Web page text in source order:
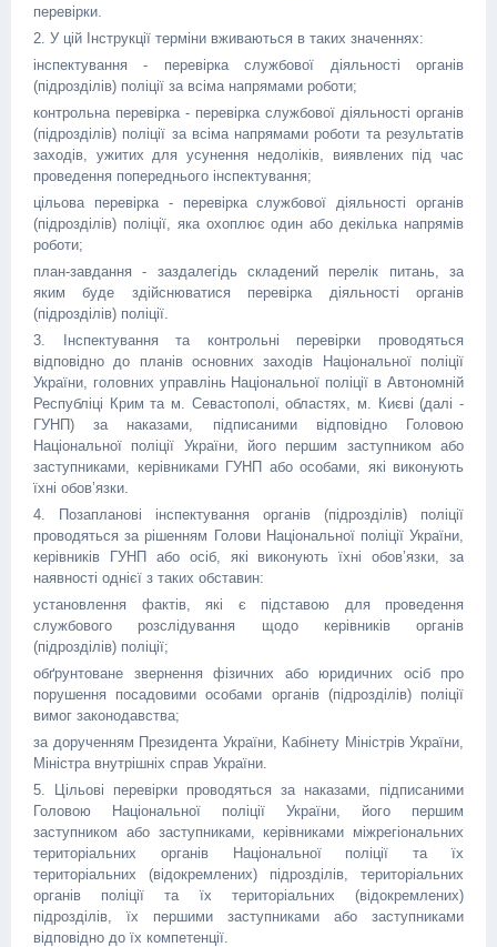
перевірки.
2. У цій Інструкції терміни вживаються в таких значеннях:
інспектування - перевірка службової діяльності органів
(підрозділів) поліції за всіма напрямами роботи;
контрольна перевірка - перевірка службової діяльності органів
(підрозділів) поліції за всіма напрямами роботи та результатів
заходів, ужитих для усунення недоліків, виявлених під час
проведення попереднього інспектування;
цільова перевірка - перевірка службової діяльності органів
(підрозділів) поліції, яка охоплює один або декілька напрямів
роботи;
план-завдання - заздалегідь складений перелік питань, за
яким буде здійснюватися перевірка діяльності органів
(підрозділів) поліції.
3. Інспектування та контрольні перевірки проводяться
відповідно до планів основних заходів Національної поліції
України, головних управлінь Національної поліції в Автономній
Республіці Крим та м. Севастополі, областях, м. Києві (далі -
ГУНП) за наказами, підписаними відповідно Головою
Національної поліції України, його першим заступником або
заступниками, керівниками ГУНП або особами, які виконують
їхні обов’язки.
4. Позапланові інспектування органів (підрозділів) поліції
проводяться за рішенням Голови Національної поліції України,
керівників ГУНП або осіб, які виконують їхні обов’язки, за
наявності однієї з таких обставин:
установлення фактів, які є підставою для проведення
службового розслідування щодо керівників органів
(підрозділів) поліції;
обґрунтоване звернення фізичних або юридичних осіб про
порушення посадовими особами органів (підрозділів) поліції
вимог законодавства;
за дорученням Президента України, Кабінету Міністрів України,
Міністра внутрішніх справ України.
5. Цільові перевірки проводяться за наказами, підписаними
Головою Національної поліції України, його першим
заступником або заступниками, керівниками міжрегіональних
територіальних органів Національної поліції та їх
територіальних (відокремлених) підрозділів, територіальних
органів поліції та їх територіальних (відокремлених)
підрозділів, їх першими заступниками або заступниками
відповідно до їх компетенції.